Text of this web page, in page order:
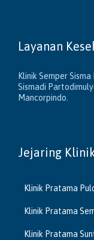
Layanan
Klinik Semper
Sismadi
Mancorpindo.
Jejaring
Klinik Pratama
Klinik Pratama
Klinik Pratama